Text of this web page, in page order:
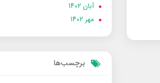
آبان 1402
مهر 1402
برچسب‌ها